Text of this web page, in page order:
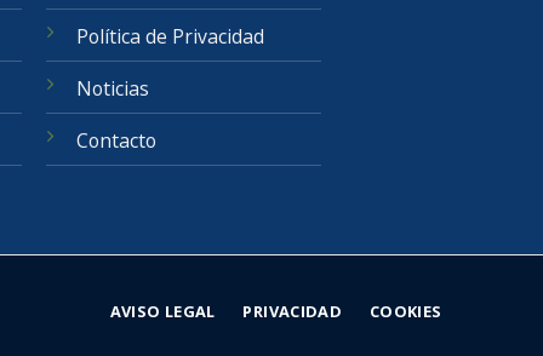
Política de Privacidad
Noticias
Contacto
AVISO LEGAL PRIVACIDAD COOKIES